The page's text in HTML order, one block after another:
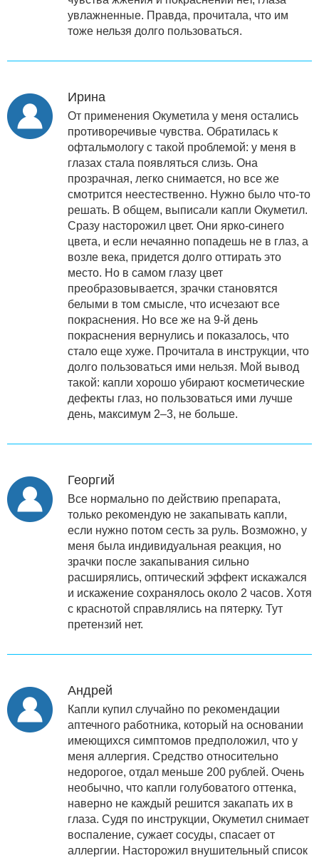
увлажненные. Правда, прочитала, что им
тоже нельзя долго пользоваться.
Ирина
От применения Окуметила у меня остались
противоречивые чувства. Обратилась к
офтальмологу с такой проблемой: у меня в
глазах стала появляться слизь. Она
прозрачная, легко снимается, но все же
смотрится неестественно. Нужно было что-то
решать. В общем, выписали капли Окуметил.
Сразу насторожил цвет. Они ярко-синего
цвета, и если нечаянно попадешь не в глаз, а
возле века, придется долго оттирать это
место. Но в самом глазу цвет
преобразовывается, зрачки становятся
белыми в том смысле, что исчезают все
покраснения. Но все же на 9-й день
покраснения вернулись и показалось, что
стало еще хуже. Прочитала в инструкции, что
долго пользоваться ими нельзя. Мой вывод
такой: капли хорошо убирают косметические
дефекты глаз, но пользоваться ими лучше
день, максимум 2–3, не больше.
Георгий
Все нормально по действию препарата,
только рекомендую не закапывать капли,
если нужно потом сесть за руль. Возможно, у
меня была индивидуальная реакция, но
зрачки после закапывания сильно
расширялись, оптический эффект искажался
и искажение сохранялось около 2 часов. Хотя
с краснотой справлялись на пятерку. Тут
претензий нет.
Андрей
Капли купил случайно по рекомендации
аптечного работника, который на основании
имеющихся симптомов предположил, что у
меня аллергия. Средство относительно
недорогое, отдал меньше 200 рублей. Очень
необычно, что капли голубоватого оттенка,
наверно не каждый решится закапать их в
глаза. Судя по инструкции, Окуметил снимает
воспаление, сужает сосуды, спасает от
аллергии. Насторожил внушительный список